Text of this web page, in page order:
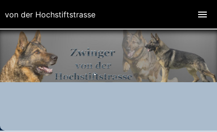
von der Hochstiftstrasse